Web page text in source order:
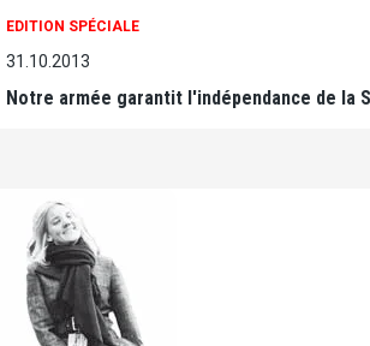
EDITION SPÉCIALE
31.10.2013
Notre armée garantit l'indépendance de la